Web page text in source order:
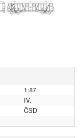
1:87
IV.
ČSD